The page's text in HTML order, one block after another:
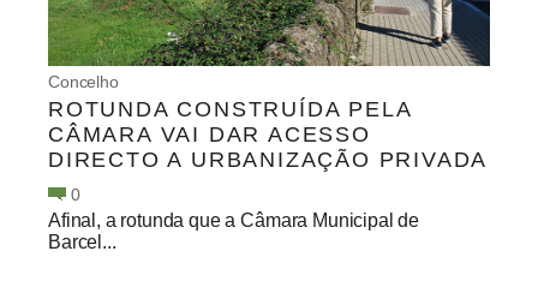
Concelho
ROTUNDA CONSTRUÍDA PELA
CÂMARA VAI DAR ACESSO
DIRECTO A URBANIZAÇÃO PRIVADA
0
Afinal, a rotunda que a Câmara Municipal de
Barcel...